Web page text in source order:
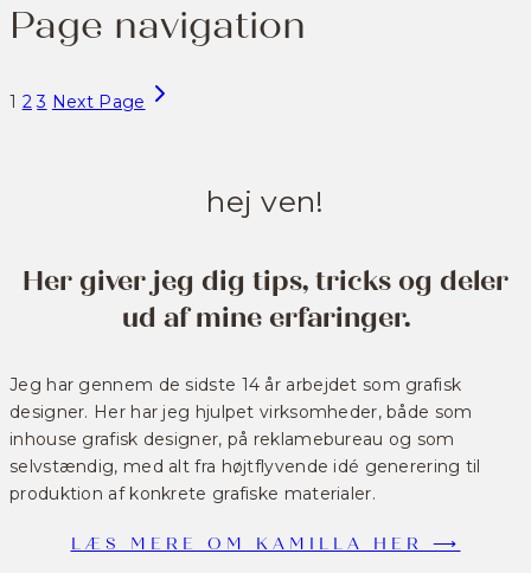
Page navigation
1 2 3 Next Page
hej ven!
Her giver jeg dig tips, tricks og deler
ud af mine erfaringer.
Jeg har gennem de sidste 14 år arbejdet som grafisk
designer. Her har jeg hjulpet virksomheder, både som
inhouse grafisk designer, på reklamebureau og som
selvstændig, med alt fra højtflyvende idé generering til
produktion af konkrete grafiske materialer.
LÆS MERE OM KAMILLA HER ⟶